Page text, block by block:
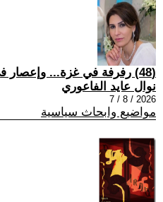
(48) رفرفة في غزة... وإعصار في واشنطن
نوال عايد الفاعوري
2026 / 8 / 7
مواضيع وابحاث سياسية